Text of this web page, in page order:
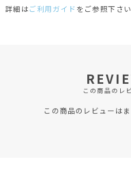
詳細はご利用ガイド をご参照下さい
この商品のレ
この商品のレビューはま